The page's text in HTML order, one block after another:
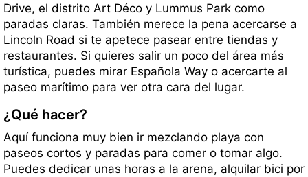
Drive, el distrito Art Déco y Lummus Park como
paradas claras. También merece la pena acercarse a
Lincoln Road si te apetece pasear entre tiendas y
restaurantes. Si quieres salir un poco del área más
turística, puedes mirar Española Way o acercarte al
paseo marítimo para ver otra cara del lugar.
¿Qué hacer?
Aquí funciona muy bien ir mezclando playa con
paseos cortos y paradas para comer o tomar algo.
Puedes dedicar unas horas a la arena, alquilar bici por